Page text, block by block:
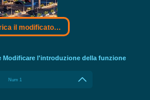
il modificatore Gamebuff
Modificare l'introduzione della funzione
Num 1